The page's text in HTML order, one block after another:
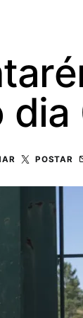
POSTAR